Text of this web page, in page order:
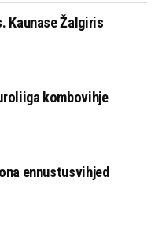
Kaunase Žalgiris
kombovihje
ennustusvihjed